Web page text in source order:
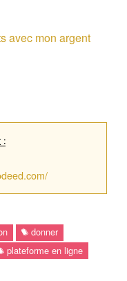
avec mon argent
:
donner
plateforme en ligne